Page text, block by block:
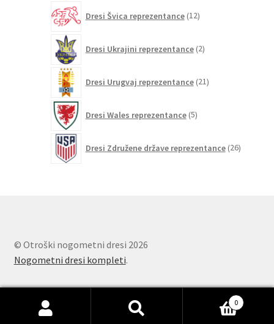
Dresi Švica reprezentance 12izdelkov
Dresi Ukrajini reprezentance 2izdelka
Dresi Urugvaj reprezentance 21izdelkov
Dresi Wales reprezentance 5izdelkov
Dresi Združene države reprezentance 26izdelkov
© Otroški nogometni dresi 2026
Nogometni dresi kompleti.
0